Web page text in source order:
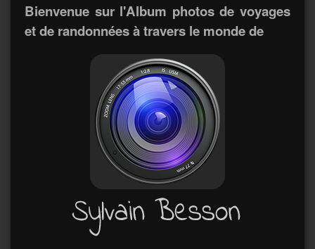
Bienvenue sur l'Album photos de voyages
et de randonnées à travers le monde de